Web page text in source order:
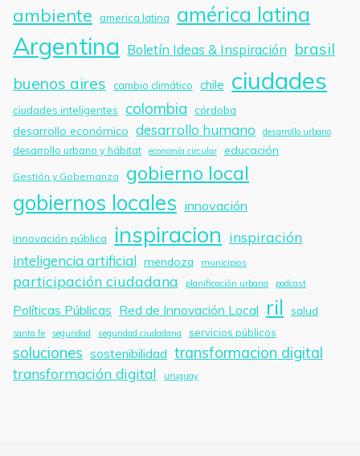
ambiente america latina américa latina
Argentina Boletín Ideas & Inspiración brasil
buenos aires
cambio climático chile ciudades
ciudades inteligentes colombia córdoba
desarrollo económico desarrollo humano desarrollo urbano
desarrollo urbano y hábitat economía circular educación
Gestión y Gobernanza gobierno local
gobiernos locales innovación
innovación pública inspiracion inspiración
inteligencia artificial mendoza municipios
participación ciudadana planificación urbana podcast
Políticas Públicas Red de Innovación Local ril salud
santa fe seguridad seguridad ciudadana servicios públicos
soluciones sostenibilidad transformacion digital
transformación digital uruguay